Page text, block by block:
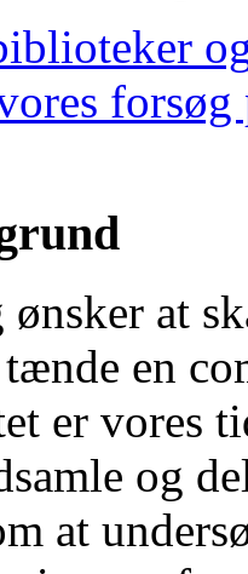
forsøg
at
en
er vores
og
at